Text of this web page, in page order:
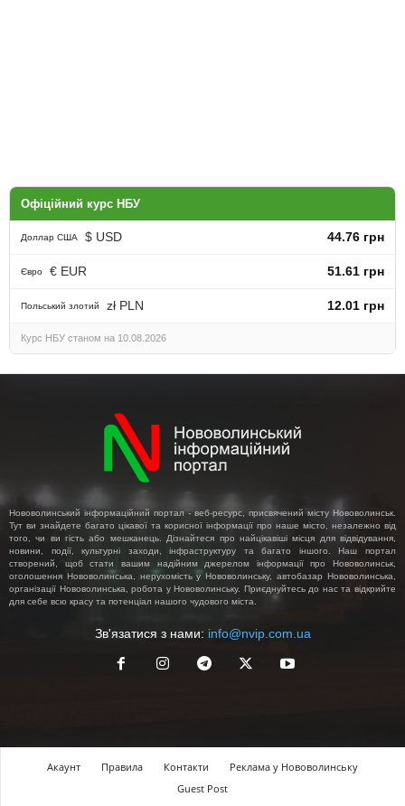
Офіційний курс НБУ
Доллар США $ USD 44.76 грн
Євро € EUR 51.61 грн
Польський злотий zł PLN 12.01 грн
Курс НБУ станом на 10.08.2026
Нововолинський інформаційний портал - веб-ресурс, присвячений місту Нововолинськ.
Тут ви знайдете багато цікавої та корисної інформації про наше місто, незалежно від
того, чи ви гість або мешканець. Дізнайтеся про найцікавіші місця для відвідування,
новини, події, культурні заходи, інфраструктуру та багато іншого. Наш портал
створений, щоб стати вашим надійним джерелом інформації про Нововолинськ,
оголошення Нововолинська, нерухомість у Нововолинську, автобазар Нововолинська,
організації Нововолинська, робота у Нововолинську. Приєднуйтесь до нас та відкрийте
для себе всю красу та потенціал нашого чудового міста.
Зв'язатися з нами: info@nvip.com.ua
Акаунт Правила Контакти
Реклама у Нововолинську
Guest Post